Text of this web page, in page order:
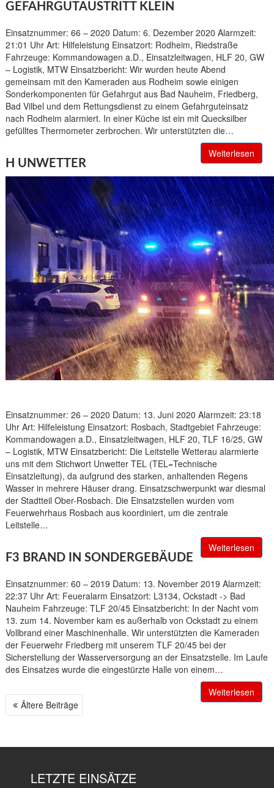
GEFAHRGUTAUSTRITT KLEIN
Einsatznummer: 66 – 2020 Datum: 6. Dezember 2020 Alarmzeit:
21:01 Uhr Art: Hilfeleistung Einsatzort: Rodheim, Riedstraße
Fahrzeuge: Kommandowagen a.D., Einsatzleitwagen, HLF 20, GW
– Logistik, MTW Einsatzbericht: Wir wurden heute Abend
gemeinsam mit den Kameraden aus Rodheim sowie einigen
Sonderkomponenten für Gefahrgut aus Bad Nauheim, Friedberg,
Bad Vilbel und dem Rettungsdienst zu einem Gefahrguteinsatz
nach Rodheim alarmiert. In einer Küche ist ein mit Quecksilber
gefülltes Thermometer zerbrochen. Wir unterstützten die…
Weiterlesen
H UNWETTER
Einsatznummer: 26 – 2020 Datum: 13. Juni 2020 Alarmzeit: 23:18
Uhr Art: Hilfeleistung Einsatzort: Rosbach, Stadtgebiet Fahrzeuge:
Kommandowagen a.D., Einsatzleitwagen, HLF 20, TLF 16/25, GW
– Logistik, MTW Einsatzbericht: Die Leitstelle Wetterau alarmierte
uns mit dem Stichwort Unwetter TEL (TEL=Technische
Einsatzleitung), da aufgrund des starken, anhaltenden Regens
Wasser in mehrere Häuser drang. Einsatzschwerpunkt war diesmal
der Stadtteil Ober-Rosbach. Die Einsatzstellen wurden vom
Feuerwehrhaus Rosbach aus koordiniert, um die zentrale
Leitstelle…
Weiterlesen
F3 BRAND IN SONDERGEBÄUDE
Einsatznummer: 60 – 2019 Datum: 13. November 2019 Alarmzeit:
22:37 Uhr Art: Feueralarm Einsatzort: L3134, Ockstadt -> Bad
Nauheim Fahrzeuge: TLF 20/45 Einsatzbericht: In der Nacht vom
13. zum 14. November kam es außerhalb von Ockstadt zu einem
Vollbrand einer Maschinenhalle. Wir unterstützten die Kameraden
der Feuerwehr Friedberg mit unserem TLF 20/45 bei der
Sicherstellung der Wasserversorgung an der Einsatzstelle. Im Laufe
des Einsatzes wurde die eingestürzte Halle von einem…
Weiterlesen
B Ältere Beiträge
LETZTE EINSÄTZE